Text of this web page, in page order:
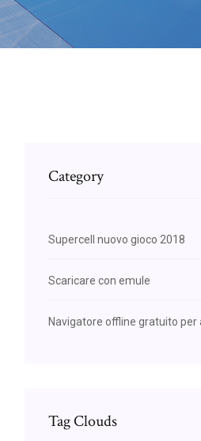
Category
Supercell nuovo gioco 2018
Scaricare con emule
Navigatore offline gratuito per
Tag Clouds